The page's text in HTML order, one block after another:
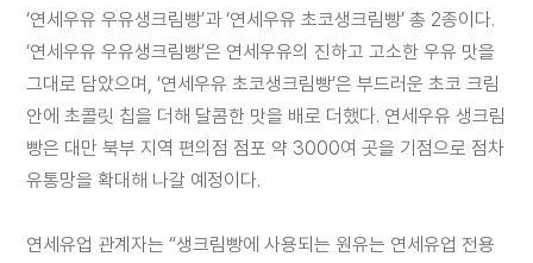
리
점
신
청
공
항
‘연세우유 우유생크림빵’과 ‘연세우유 초코생크림빵’ 총 2종이다.
‘연세우유 우유생크림빵’은 연세우유의 진하고 고소한 우유 맛을
그대로 담았으며, ‘연세우유 초코생크림빵’은 부드러운 초코 크림
안에 초콜릿 칩을 더해 달콤한 맛을 배로 더했다. 연세우유 생크림
빵은 대만 북부 지역 편의점 점포 약 3000여 곳을 기점으로 점차
유통망을 확대해 나갈 예정이다.
연세유업 관계자는 “생크림빵에 사용되는 원유는 연세유업 전용